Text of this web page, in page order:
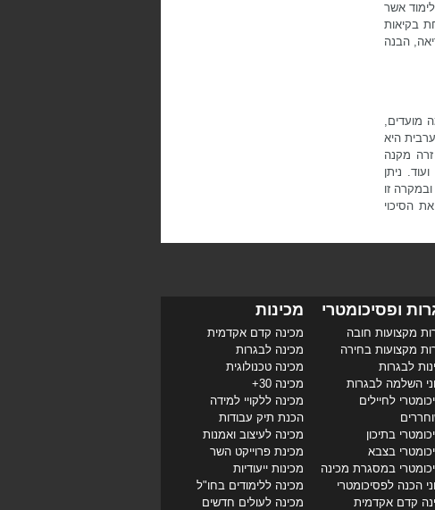
מבחן נוסף בהיקף של 2 יחידות לימוד אשר
בקיאות
הבנה
מועדים,
היא
מקנה
ניתן
זו
הסיכוי
ופסיכומטרי
מקצועות חובה
מקצועות בחירה
לבגרות
השלמה לבגרות
לחיילים
בתיכון
בצבא
במסגרת מכינה
הכנה לפסיכומטרי
קדם אקדמית
מכינות
מכינה קדם אקדמית
מכינה לבגרות
מכינה טכנולוגית
מכינה 30+
מכינה ללקויי למידה
הכנת תיק עבודות
מכינה לעיצוב ואמנות
מכינת פרוייקט השר
מכינות ייעודיות
מכינה ללימודים בחו"ל
מכינה לעולים חדשים